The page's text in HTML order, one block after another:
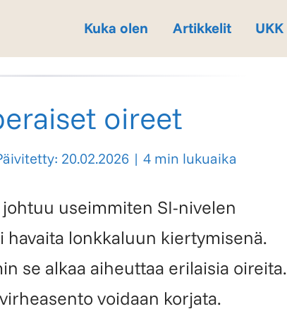
Kuka olen Artikkelit UKK
oireet
20.02.2026 | 4 min lukuaika
useimmiten SI-nivelen
havaita lonkkaluun kiertymisenä.
se alkaa aiheuttaa erilaisia oireita.
voidaan korjata.